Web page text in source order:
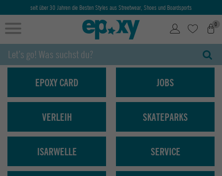
seit über 30 Jahren die Besten Styles aus Streetwear, Shoes und Boardsports
0
EPOXY CARD JOBS
VERLEIH SKATEPARKS
ISARWELLE SERVICE